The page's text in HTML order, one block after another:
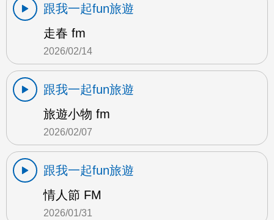
跟我一起fun旅遊
走春 fm
2026/02/14
跟我一起fun旅遊
旅遊小物 fm
2026/02/07
跟我一起fun旅遊
情人節 FM
2026/01/31